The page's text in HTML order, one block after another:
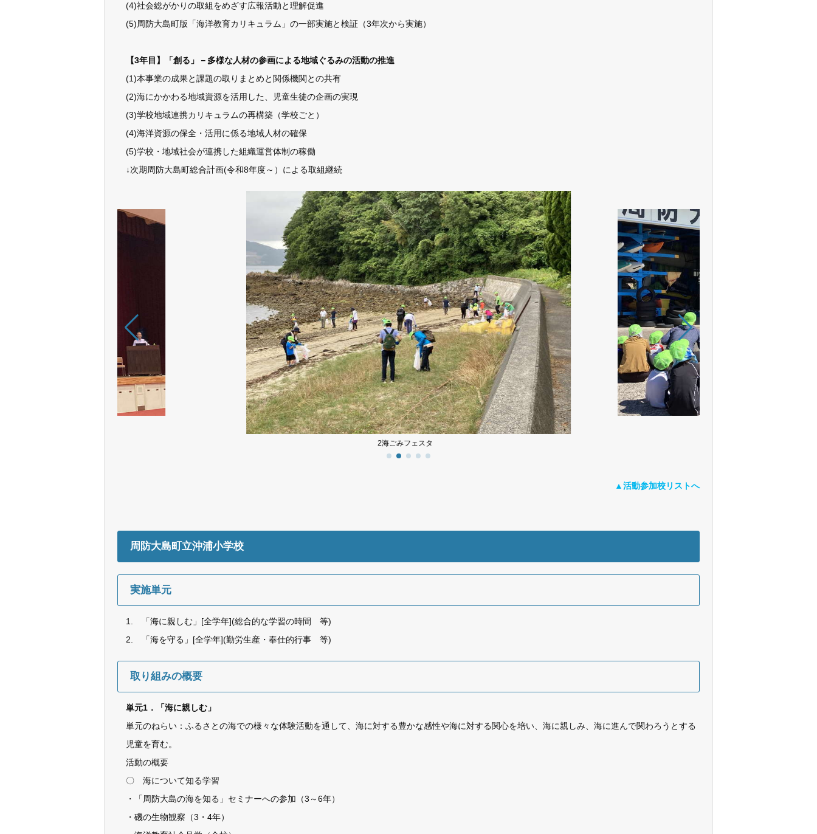
(4)社会総がかりの取組をめざす広報活動と理解促進
(5)周防大島町版「海洋教育カリキュラム」の一部実施と検証（3年次から実施）
【3年目】「創る」－多様な人材の参画による地域ぐるみの活動の推進
(1)本事業の成果と課題の取りまとめと関係機関との共有
(2)海にかかわる地域資源を活用した、児童生徒の企画の実現
(3)学校地域連携カリキュラムの再構築（学校ごと）
(4)海洋資源の保全・活用に係る地域人材の確保
(5)学校・地域社会が連携した組織運営体制の稼働
↓次期周防大島町総合計画(令和8年度～）による取組継続
2海ごみフェスタ
▲活動参加校リストへ
周防大島町立沖浦小学校
実施単元
1. 「海に親しむ」[全学年](総合的な学習の時間 等)
2. 「海を守る」[全学年](勤労生産・奉仕的行事 等)
取り組みの概要
単元1．「海に親しむ」
単元のねらい：ふるさとの海での様々な体験活動を通して、海に対する豊かな感性や海に対する関心を培い、海に親しみ、海に進んで関わろうとする
児童を育む。
活動の概要
〇 海について知る学習
・「周防大島の海を知る」セミナーへの参加（3～6年）
・磯の生物観察（3・4年）